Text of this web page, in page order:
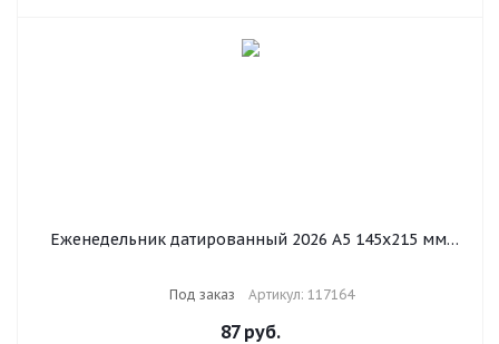
Еженедельник датированный 2026 А5 145х215 мм,
Под заказ Артикул: 117164
87руб.